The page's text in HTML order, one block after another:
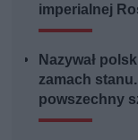
imperialnej
Nazywał
zamach
powszechny